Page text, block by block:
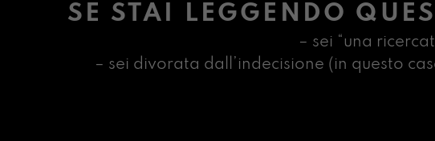
SE STAI LEGGENDO
– sei “una
– sei divorata dall’indecisione (in questo